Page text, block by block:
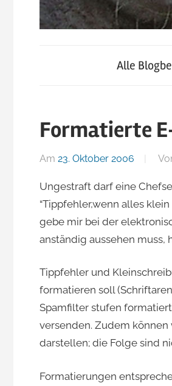
JacoBlök
der
Blog
von
Andi
Jacomet
skigebiete.ch
Alle
Formatierte
Am 23. Oktober 2006
Ungestraft darf eine
“Tippfehler,wenn alles
gebe mir bei der
anständig aussehen muss,
Tippfehler und
formatieren soll
Spamfilter stufen
versenden. Zudem
darstellen; die Folge sind
Formatierungen